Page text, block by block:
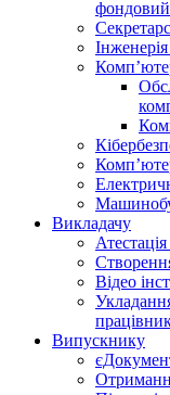
Викладачу
Відео
Випускнику